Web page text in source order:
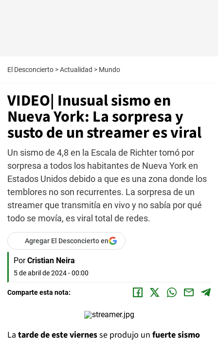
El Desconcierto >Actualidad > Mundo
VIDEO| Inusual sismo en
Nueva York: La sorpresa y
susto de un streamer es viral
Un sismo de 4,8 en la Escala de Richter tomó por
sorpresa a todos los habitantes de Nueva York en
Estados Unidos debido a que es una zona donde los
temblores no son recurrentes. La sorpresa de un
streamer que transmitía en vivo y no sabía por qué
todo se movía, es viral total de redes.
Agregar El Desconcierto en
Por Cristian Neira
5 de abril de 2024 - 00:00
Comparte esta nota:
La tarde de este viernesse produjo un fuerte sismo